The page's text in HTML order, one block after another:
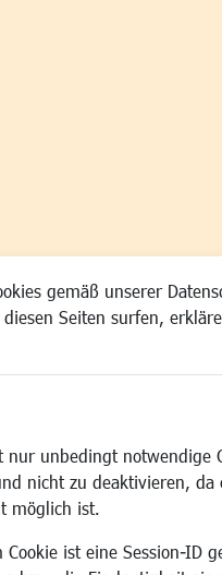
gemäß unserer
Seiten surfen,
nur unbedingt notwendige
nicht zu deaktivieren, da
möglich ist.
Cookie ist eine Session-ID